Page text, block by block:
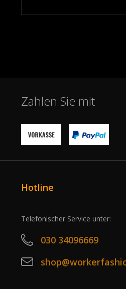
Zahlen Sie mit
Hotline
Telefonischer Service unter:
030 34096669